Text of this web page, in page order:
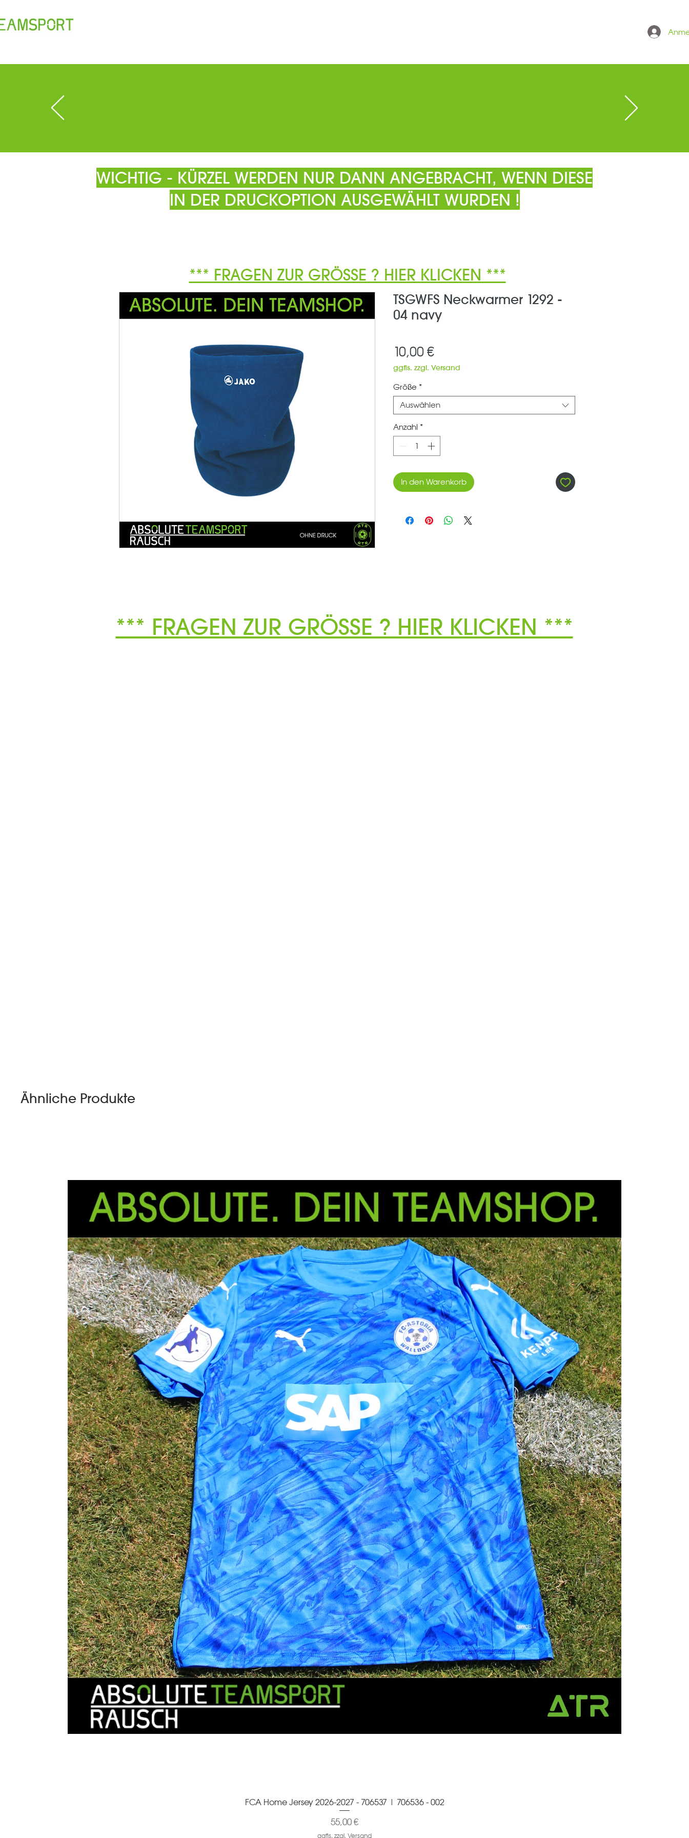
WICHTIG - KÜRZEL WERDEN NUR DANN ANGEBRACHT, WENN DIESE
IN DER DRUCKOPTION AUSGEWÄHLT WURDEN !
TSGWFS Neckwarmer 1292 -
04 navy
10,00 €Preis
ggfls. zzgl. Versand
Größe *
Auswählen
Anzahl *
In den Warenkorb
*** FRAGEN ZUR GRÖSSE ? HIER KLICKEN ***
Ähnliche Produkte
Schnellansicht
FCA Home Jersey 2026-2027 - 706537 | 706536 - 002
Preis
55,00 €
ggfls. zzgl. Versand
*** FRAGEN ZUR GRÖSSE ? HIER KLICKEN ***